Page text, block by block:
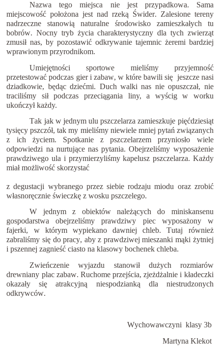
Nazwa tego miejsca nie jest przypadkowa. Sama
miejscowość położona jest nad rzeką Świder. Zalesione tereny
nadrzeczne stanowią
naturalne środowisko zamieszkałych tu
bobrów. Nocny tryb życia charakterystyczny dla tych zwierząt
zmusił nas, by pozostawić odkrywanie tajemnic żeremi bardziej
wprawionym przyrodnikom.
Umiejętności sportowe mieliśmy przyjemność
przetestować podczas gier i zabaw, w które bawili się  jeszcze nasi
dziadkowie, będąc dziećmi. Duch walki nas nie opuszczał, nie
traciliśmy sił podczas przeciągania liny, a wyścig w worku
ukończył każdy.
Tak jak w jednym ulu pszczelarza zamieszkuje pięćdziesiąt
tysięcy pszczół, tak my mieliśmy niewiele mniej pytań związanych
z ich życiem. Spotkanie z pszczelarzem przyniosło wiele
odpowiedzi na nurtujące nas pytania. Obejrzeliśmy wyposażenie
prawdziwego ula i przymierzyliśmy kapelusz pszczelarza. Każdy
miał możliwość skorzystać
z degustacji wybranego przez siebie rodzaju miodu oraz zrobić
własnoręcznie świeczkę z wosku pszczelego.
W jednym z obiektów należących do miniskansenu
gospodarstwa obejrzeliśmy prawdziwy piec wyposażony w
fajerki, w którym wypiekano dawniej chleb. Tutaj również
zabraliśmy się do pracy, aby z prawdziwej mieszanki mąki żytniej
i pszennej zagnieść ciasto na klasowy bochenek chleba.
Zwieńczenie wyjazdu stanowił dużych rozmiarów
drewniany plac zabaw. Ruchome przejścia, zjeżdżalnie i kładeczki
okazały się atrakcyjną niespodzianką dla niestrudzonych
odkrywców.
Wychowawczyni  klasy 3b
Martyna Klekot